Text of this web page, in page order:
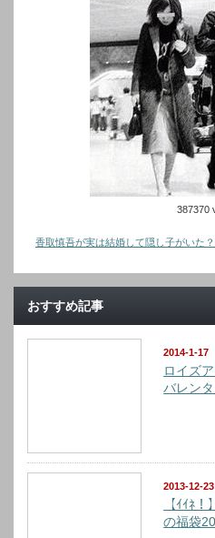
387370
香取慎吾が実は結婚して隠し子がいた
おすすめ記事
2014-1-17
ロイズ
バレン
2013-12-23
【ｲｲﾈ
の福袋